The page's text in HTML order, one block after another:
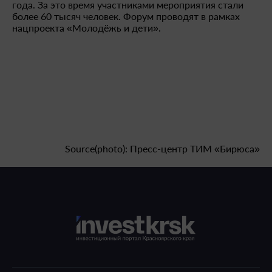
года. За это время участниками мероприятия стали
более 60 тысяч человек. Форум проводят в рамках
нацпроекта «Молодёжь и дети».
Source(photo): Пресс-центр ТИМ «Бирюса»